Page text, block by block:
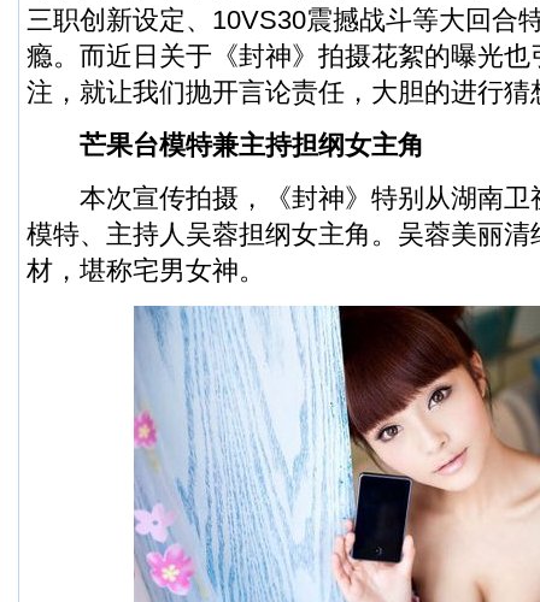
三职创新设定、10VS30震撼战斗等大回合
瘾。而近日关于《封神》拍摄花絮的曝光
注，就让我们抛开言论责任，大胆的进行猜
芒果台模特兼主持担纲女主角
本次宣传拍摄，《封神》特别从湖南卫
模特、主持人吴蓉担纲女主角。吴蓉美丽
材，堪称宅男女神。